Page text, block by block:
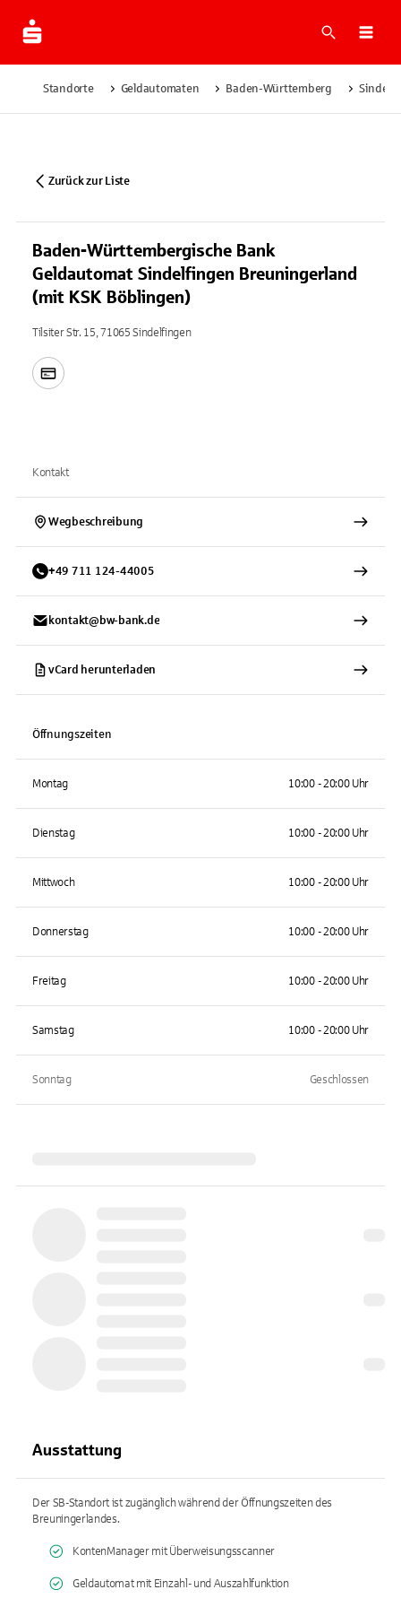
Suche
Standorte Geldautomaten Baden-Württemberg
Zurück zur Liste
Baden-Württembergische Bank
Geldautomat Sindelfingen Breuningerland
(mit KSK Böblingen)
Tilsiter Str. 15, 71065 Sindelfingen
Kontakt
Wegbeschreibung
+49 711 124-44005
kontakt@bw-bank.de
vCard herunterladen
Öffnungszeiten
Montag 10:00 - 20:00 Uhr
Dienstag 10:00 - 20:00 Uhr
Mittwoch 10:00 - 20:00 Uhr
Donnerstag 10:00 - 20:00 Uhr
Freitag 10:00 - 20:00 Uhr
Samstag 10:00 - 20:00 Uhr
Sonntag Geschlossen
Ausstattung
Der SB-Standort ist zugänglich während der Öffnungszeiten des
Breuningerlandes.
KontenManager mit Überweisungsscanner
Geldautomat mit Einzahl- und Auszahlfunktion